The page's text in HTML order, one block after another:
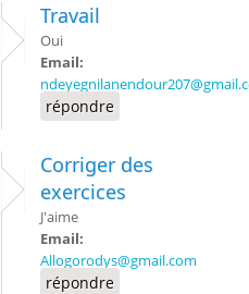
Travail
Oui
Email:
répondre
Corriger des
exercices
J'aime
Email:
Allogorodys@gmail.com
répondre